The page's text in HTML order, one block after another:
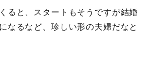
ると、スタートもそうですが結婚
なるなど、珍しい形の夫婦だなと